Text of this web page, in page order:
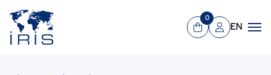
Aller au contenu principal
Panier
0
Mon compte
EN